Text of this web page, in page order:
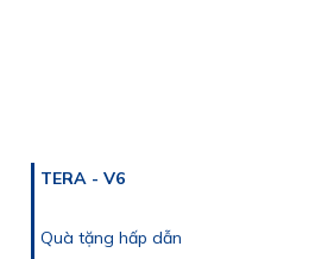
TERA - V6
Quà tặng hấp dẫn